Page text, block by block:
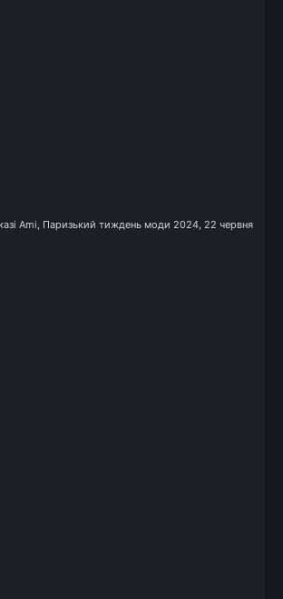
Ami, Паризький тиждень моди 2024, 22 червня